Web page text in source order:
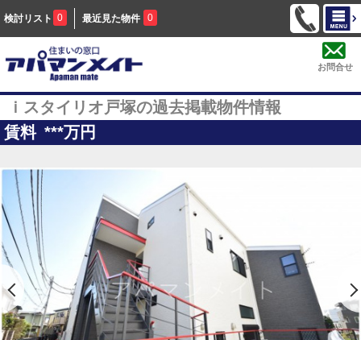
検討リスト 0 最近見た物件 0
お問合せ
ｉスタイリオ戸塚の過去掲載物件情報
賃料 ***万円